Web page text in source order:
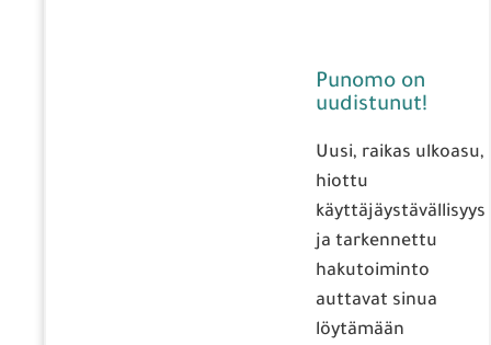
Punomo on
uudistunut!
Uusi, raikas ulkoasu,
hiottu
käyttäjäystävällisyys
ja tarkennettu
hakutoiminto
auttavat sinua
löytämään